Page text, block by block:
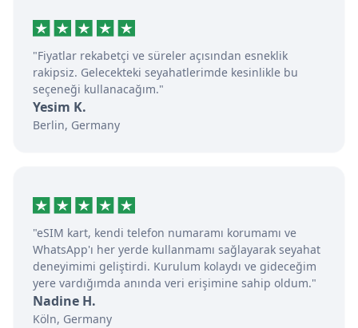
"Fiyatlar rekabetçi ve süreler açısından esneklik
rakipsiz. Gelecekteki seyahatlerimde kesinlikle bu
seçeneği kullanacağım."
Yesim K.
Berlin, Germany
"eSIM kart, kendi telefon numaramı korumamı ve
WhatsApp'ı her yerde kullanmamı sağlayarak seyahat
deneyimimi geliştirdi. Kurulum kolaydı ve gideceğim
yere vardığımda anında veri erişimine sahip oldum."
Nadine H.
Köln, Germany